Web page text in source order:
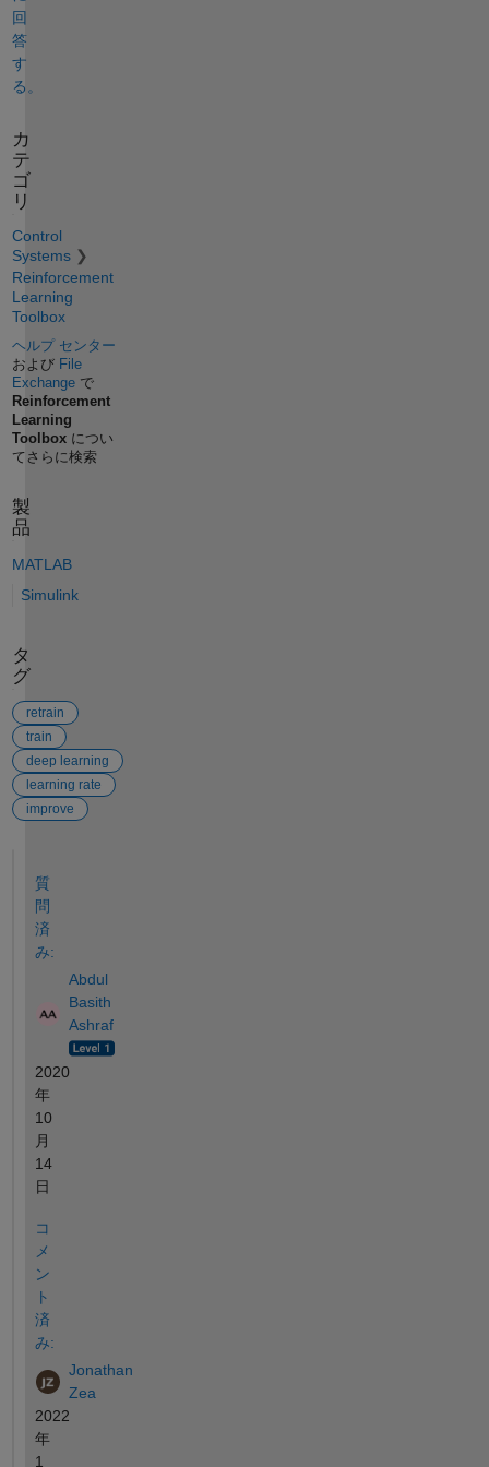
回
答
す
る。
カ
テ
ゴ
リ
Control
Systems
Reinforcement
Learning
Toolbox
ヘルプ センター
および File
Exchangeで
Reinforcement
Learning
Toolboxについ
てさらに検索
製
品
MATLAB
Simulink
タ
グ
retrain
train
deep learning
learning rate
improve
質
問
済
み:
Abdul
Basith
Ashraf
2020
年
10
月
14
日
コ
メ
ン
ト
済
み:
Jonathan
Zea
2022
年
1